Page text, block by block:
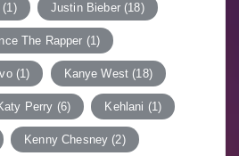
(1) Justin Bieber(18)
The Rapper (1)
(1) Kanye West (18)
Perry (6) Kehlani (1)
Kenny Chesney (2)